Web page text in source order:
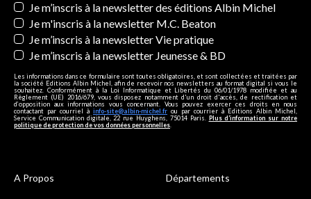
Newsletters
Je m’inscris à la newsletter des éditions Albin Michel
Je m'inscris à la newsletter M.C. Beaton
Je m’inscris à la newsletter Vie pratique
Je m’inscris à la newsletter Jeunesse & BD
Les informations dans ce formulaire sont toutes obligatoires, et sont collectées et traitées par
la société Editions Albin Michel, afin de recevoir nos newsletters au format digital si vous le
souhaitez. Conformément à la Loi Informatique et Libertés du 06/01/1978 modifiée et au
Règlement (UE) 2016/679, vous disposez notamment d'un droit d'accès, de rectification et
d’opposition aux informations vous concernant. Vous pouvez exercer ces droits en nous
contactant par courriel à info-site@albin-michel.fr ou par courrier à Editions Albin Michel,
Service Communication digitale, 22 rue Huyghens, 75014 Paris. Plus d’information sur notre
politique de protection de vos données personnelles.
A Propos Départements